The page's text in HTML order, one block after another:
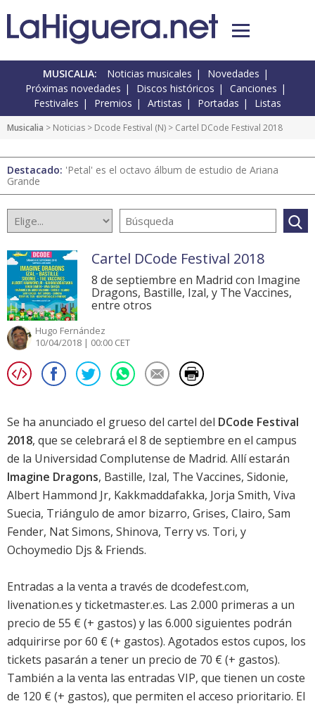
MUSICALIA: Noticias musicales
Novedades
Próximas novedades
Discos históricos
Canciones
Festivales
Premios Artistas Portadas Listas
Musicalia > Noticias > Dcode Festival (N) > Cartel DCode Festival 2018
Destacado: 'Petal' es el octavo álbum de estudio de Ariana
Grande
Cartel DCode Festival 2018
8 de septiembre en Madrid con Imagine
Dragons, Bastille, Izal, y The Vaccines,
entre otros
Hugo Fernández
10/04/2018 | 00:00 CET
Se ha anunciado el grueso del cartel del DCode Festival
2018, que se celebrará el 8 de septiembre en el campus
de la Universidad Complutense de Madrid. Allí estarán
Imagine Dragons, Bastille, Izal, The Vaccines, Sidonie,
Albert Hammond Jr, Kakkmaddafakka, Jorja Smith, Viva
Suecia, Triángulo de amor bizarro, Grises, Clairo, Sam
Fender, Nat Simons, Shinova, Terry vs. Tori, y
Ochoymedio Djs & Friends.
Entradas a la venta a través de dcodefest.com,
livenation.es y ticketmaster.es. Las 2.000 primeras a un
precio de 55 € (+ gastos) y las 6.000 siguientes podrán
adquirirse por 60 € (+ gastos). Agotados estos cupos, los
tickets pasarán a tener un precio de 70 € (+ gastos).
También a la venta las entradas VIP, que tienen un coste
de 120 € (+ gastos), que permiten el acceso prioritario. El